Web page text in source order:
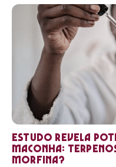
Estudo revela
maconha:
morfina?